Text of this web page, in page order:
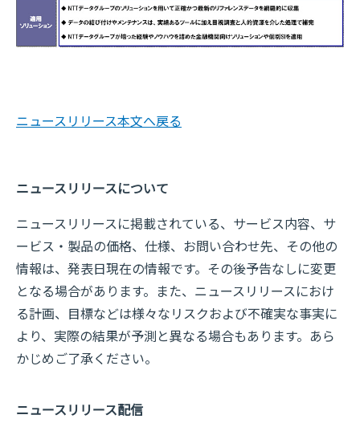
ニュースリリース本文へ戻る
ニュースリリースについて
ニュースリリースに掲載されている、サービス内容、サ
ービス・製品の価格、仕様、お問い合わせ先、その他の
情報は、発表日現在の情報です。その後予告なしに変更
となる場合があります。また、ニュースリリースにおけ
る計画、目標などは様々なリスクおよび不確実な事実に
より、実際の結果が予測と異なる場合もあります。あら
かじめご了承ください。
ニュースリリース配信